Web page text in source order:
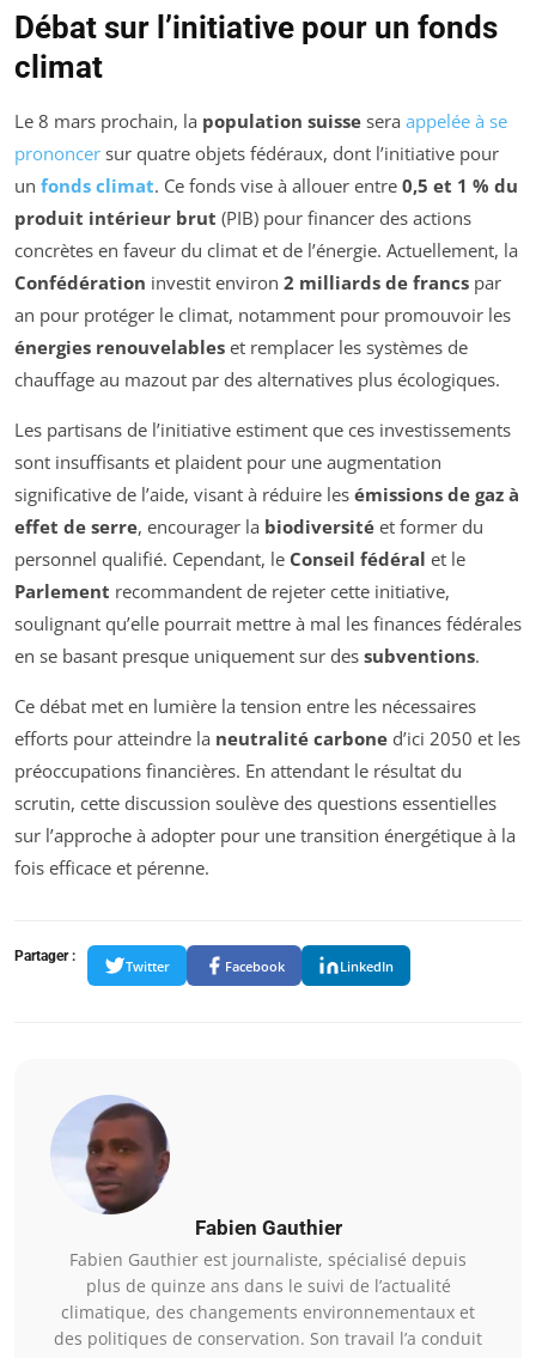
Débat sur l’initiative pour un fonds
climat
Le 8 mars prochain, la population suisse sera appelée à se
prononcer sur quatre objets fédéraux, dont l’initiative pour
un fonds climat. Ce fonds vise à allouer entre 0,5 et 1 % du
produit intérieur brut (PIB) pour financer des actions
concrètes en faveur du climat et de l’énergie. Actuellement, la
Confédération investit environ 2 milliards de francs par
an pour protéger le climat, notamment pour promouvoir les
énergies renouvelables et remplacer les systèmes de
chauffage au mazout par des alternatives plus écologiques.
Les partisans de l’initiative estiment que ces investissements
sont insuffisants et plaident pour une augmentation
significative de l’aide, visant à réduire les émissions de gaz à
effet de serre, encourager la biodiversité et former du
personnel qualifié. Cependant, le Conseil fédéral et le
Parlement recommandent de rejeter cette initiative,
soulignant qu’elle pourrait mettre à mal les finances fédérales
en se basant presque uniquement sur des subventions.
Ce débat met en lumière la tension entre les nécessaires
efforts pour atteindre la neutralité carbone d’ici 2050 et les
préoccupations financières. En attendant le résultat du
scrutin, cette discussion soulève des questions essentielles
sur l’approche à adopter pour une transition énergétique à la
fois efficace et pérenne.
Partager :
Twitter Facebook LinkedIn
Fabien Gauthier
Fabien Gauthier est journaliste, spécialisé depuis
plus de quinze ans dans le suivi de l’actualité
climatique, des changements environnementaux et
des politiques de conservation. Son travail l’a conduit